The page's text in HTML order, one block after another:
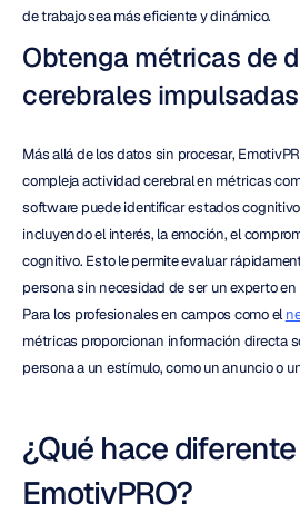
de trabajo sea más eficiente y dinámico.
Obtenga métricas de
cerebrales
Más allá de los datos sin procesar,
compleja actividad cerebral en métricas
software puede identificar estados
incluyendo el interés, la emoción, el
cognitivo. Esto le permite evaluar
persona sin necesidad de ser un experto
Para los profesionales en campos como el
métricas proporcionan información directa
persona a un estímulo, como un anuncio o
¿Qué hace
EmotivPRO?